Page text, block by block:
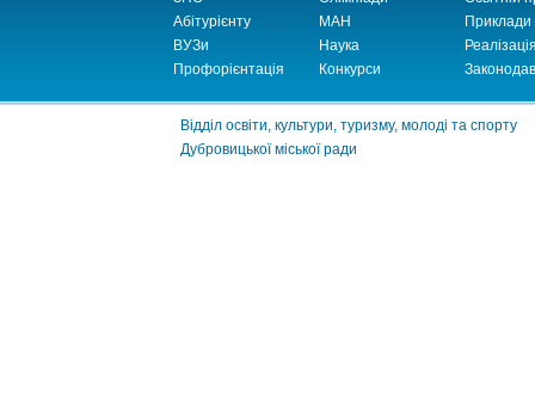
Абітурієнту
ВУЗи
Профорієнтація
МАН
Наука
Конкурси
Приклади
Відділ освіти, культури, туризму, молоді та спорту
Дубровицької міської ради